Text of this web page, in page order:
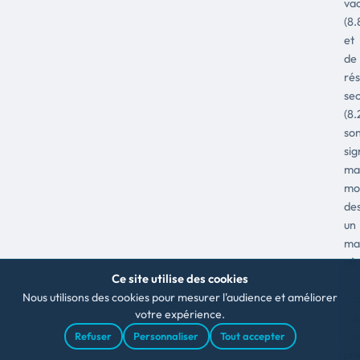
et
de
un
où
Ce site utilise des cookies
Nous utilisons des cookies pour mesurer l'audience et améliorer
votre expérience.
Refuser Personnaliser Tout accepter